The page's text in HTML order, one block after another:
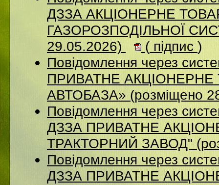
ДЗЗА АКЦІОНЕРНЕ
ГАЗОРОЗПОДІЛЬНОЇ
29.05.2026)
( підпис )
Повідомлення через
ПРИВАТНЕ
АВТОБАЗА» (розміщено
Повідомлення через
ДЗЗА ПРИВАТНЕ
ТРАКТОРНИЙ ЗАВОД"
Повідомлення через
ДЗЗА ПРИВАТНЕ